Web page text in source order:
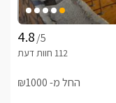
/5
החל מ- ₪1000